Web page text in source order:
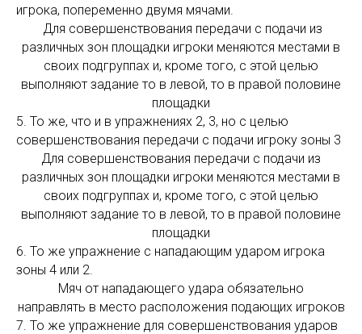
игрока, попеременно двумя мячами.
Для совершенствования передачи с подачи из
различных зон площадки игроки меняются местами в
своих подгруппах и, кроме того, с этой целью
выполняют задание то в левой, то в правой половине
площадки
5. То же, что и в упражнениях 2, 3, но с целью
совершенствования передачи с подачи игроку зоны 3
Для совершенствования передачи с подачи из
различных зон площадки игроки меняются местами в
своих подгруппах и, кроме того, с этой целью
выполняют задание то в левой, то в правой половине
площадки
6. То же упражнение с нападающим ударом игрока
зоны 4 или 2.
Мяч от нападающего удара обязательно
направлять в место расположения подающих игроков
7. То же упражнение для совершенствования ударов